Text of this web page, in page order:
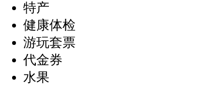
特产
健康体检
游玩套票
代金券
水果